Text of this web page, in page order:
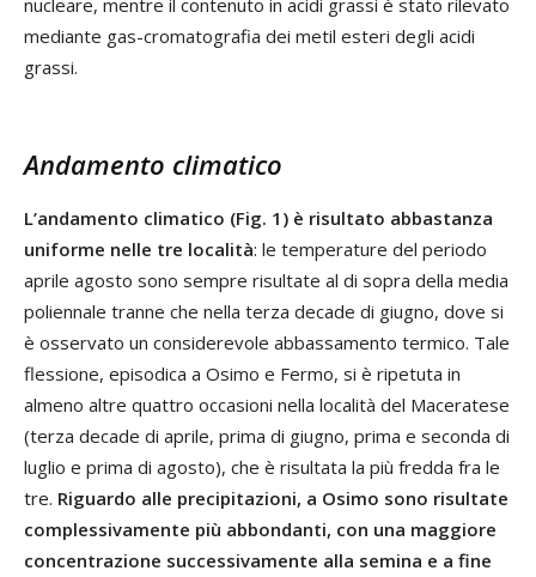
mediante gas-cromatografia dei metil esteri degli acidi
grassi.
Andamento climatico
L’andamento climatico (Fig. 1) è risultato abbastanza
uniforme nelle tre località: le temperature del periodo
aprile agosto sono sempre risultate al di sopra della media
poliennale tranne che nella terza decade di giugno, dove si
è osservato un considerevole abbassamento termico. Tale
flessione, episodica a Osimo e Fermo, si è ripetuta in
almeno altre quattro occasioni nella località del Maceratese
(terza decade di aprile, prima di giugno, prima e seconda di
luglio e prima di agosto), che è risultata la più fredda fra le
tre. Riguardo alle precipitazioni, a Osimo sono risultate
complessivamente più abbondanti, con una maggiore
concentrazione successivamente alla semina e a fine